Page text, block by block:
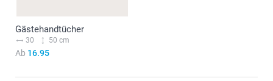
Gästehandtücher
30 50 cm
Ab 16.95